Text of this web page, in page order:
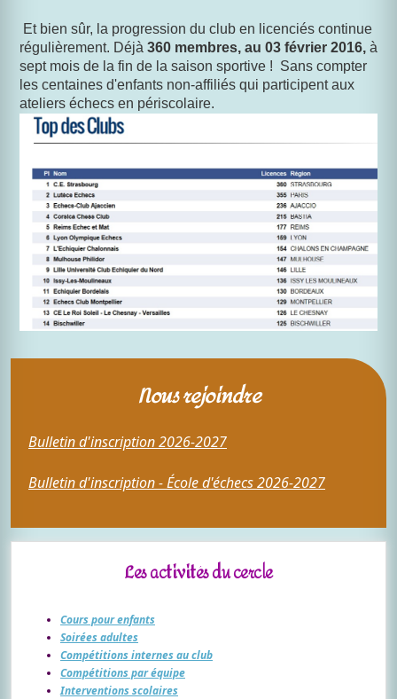
Et bien sûr, la progression du club en licenciés continue
régulièrement. Déjà 360 membres, au 03 février 2016, à
sept mois de la fin de la saison sportive ! Sans compter
les centaines d'enfants non-affiliés qui participent aux
ateliers échecs en périscolaire.
Nous rejoindre
Bulletin d'inscription 2026-2027
Bulletin d'inscription - École d'échecs 2026-2027
Les activités du cercle
Cours pour enfants
Soirées adultes
Compétitions internes au club
Compétitions par équipe
Interventions scolaires